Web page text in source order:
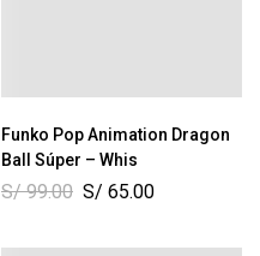
Funko Pop Animation Dragon
Ball Súper – Whis
S/99.00 S/ 65.00